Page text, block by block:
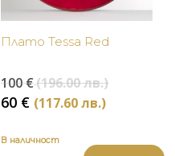
Плато Tessa Red
100€(196.00 лв.)Original
(196.00
60 € (117.60 лв.)
В наличност